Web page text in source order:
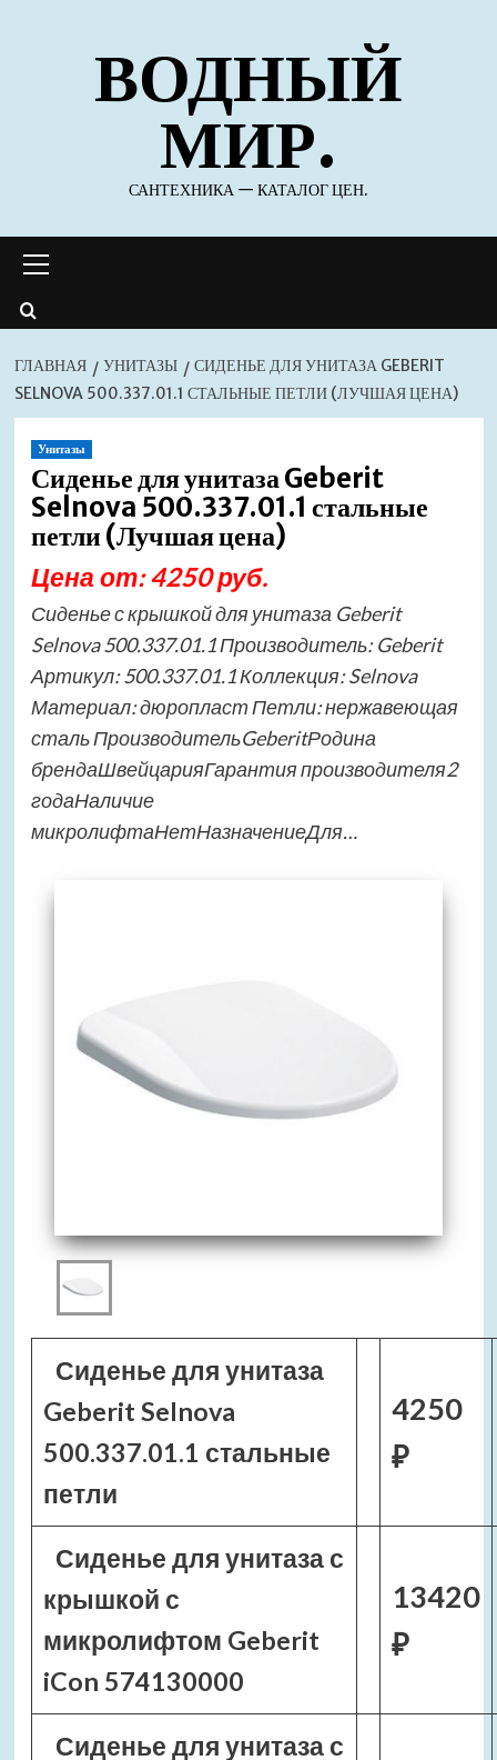
содержимомуВОДНЫЙ
МИР.
САНТЕХНИКА — КАТАЛОГ ЦЕН.
меню
ГЛАВНАЯ УНИТАЗЫ
СИДЕНЬЕ ДЛЯ УНИТАЗА GEBERIT
SELNOVA 500.337.01.1 СТАЛЬНЫЕ ПЕТЛИ (ЛУЧШАЯ ЦЕНА)
Унитазы
Сиденье для унитаза Geberit
Selnova 500.337.01.1 стальные
петли (Лучшая цена)
Цена от: 4250 руб.
Сиденье с крышкой для унитаза Geberit
Selnova 500.337.01.1 Производитель: Geberit
Артикул: 500.337.01.1 Коллекция: Selnova
Материал: дюропласт Петли: нержавеющая
сталь ПроизводительGeberitРодина
брендаШвейцарияГарантия производителя2
годаНаличие
микролифтаНетНазначениеДля…
Сиденье для унитаза
Geberit Selnova
500.337.01.1 стальные
петли
4250
₽
Сиденье для унитаза с
крышкой с
микролифтом Geberit
iCon 574130000
13420
₽
Сиденье для унитаза с